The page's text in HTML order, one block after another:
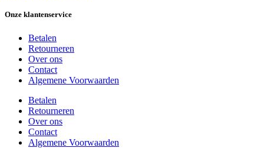
Onze klantenservice
Betalen
Retourneren
Over ons
Contact
Algemene Voorwaarden
Betalen
Retourneren
Over ons
Contact
Algemene Voorwaarden